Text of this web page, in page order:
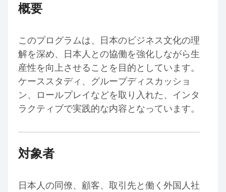
概要
このプログラムは、日本のビジネス文化の理
解を深め、日本人との協働を強化しながら生
産性を向上させることを目的としています。
ケーススタディ、グループディスカッショ
ン、ロールプレイなどを取り入れた、インタ
ラクティブで実践的な内容となっています。
対象者
日本人の同僚、顧客、取引先と働く外国人社